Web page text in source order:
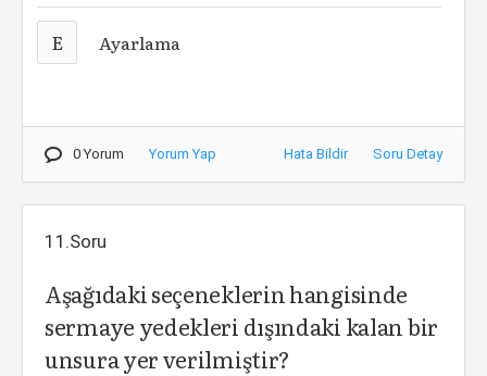
E Ayarlama
0 Yorum Yorum Yap Hata Bildir Soru Detay
11.Soru
Aşağıdaki seçeneklerin hangisinde
sermaye yedekleri dışındaki kalan bir
unsura yer verilmiştir?